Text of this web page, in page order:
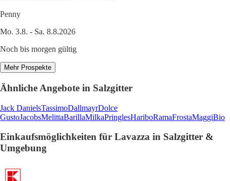
Penny
Mo. 3.8. - Sa. 8.8.2026
Noch bis morgen gültig
Mehr Prospekte
Ähnliche Angebote in Salzgitter
Jack DanielsTassimoDallmayrDolce
GustoJacobsMelittaBarillaMilkaPringlesHariboRamaFrostaMaggiBio
Einkaufsmöglichkeiten für Lavazza in Salzgitter &
Umgebung